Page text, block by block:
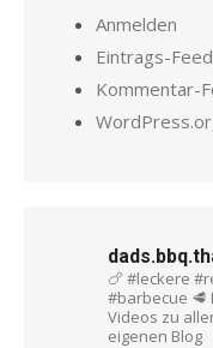
Anmelden
Eintrags-Feed
Kommentar-
🍗 #leckere
#barbecue 🥩
Videos zu
eigenen Blog